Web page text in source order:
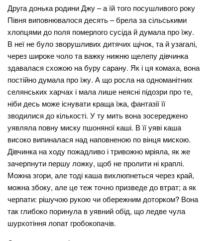
Друга донька родини Джу – а їй того посушливого року
Півня виповнювалося десять – брела за сільськими
хлопцями до поля померлого сусіда й думала про їжу.
В неї не було зворушливих дитячих щічок, та й узагалі,
через широке чоло та важку нижню щелепу дівчинка
здавалася схожою на буру сарану. Як і ця комаха, вона
постійно думала про їжу. А що росла на одноманітних
селянських харчах і мала лише неясні підозри про те,
ніби десь може існувати краща їжа, фантазії її
зводилися до кількості. У ту мить вона зосереджено
уявляла повну миску пшоняної каші. В її уяві каша
високо випиналася над наповненою по вінця мискою.
Дівчинка на ходу пожадливо і тривожно мріяла, як же
зачерпнути першу ложку, щоб не пролити ні краплі.
Можна згори, але тоді каша вихлюпнеться через край,
можна збоку, але це теж точно призведе до втрат; а як
черпати: рішучою рукою чи обережним доторком? Вона
так глибоко поринула в уявний обід, що ледве чула
шурхотіння лопат гробокопачів.